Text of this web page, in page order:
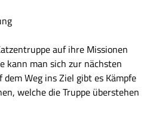
auf ihre Missionen
kann man sich zur nächsten
Weg ins Ziel gibt es Kämpfe
welche die Truppe überstehen